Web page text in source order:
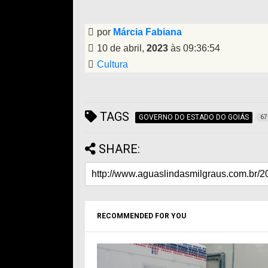
por Márcia Fabiana
10 de abril, 2023 às 09:36:54
Cultura
TAGS GOVERNO DO ESTADO DO GOIÁS
SHARE:
RECOMMENDED FOR YOU